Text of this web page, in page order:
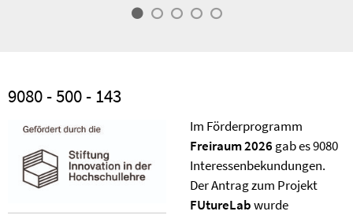
9080 - 500 - 143
Im Förderprogramm
Freiraum 2026 gab es 9080
Interessenbekundungen.
Der Antrag zum Projekt
FUtureLabwurde